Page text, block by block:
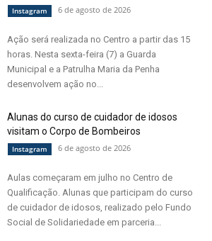
Instagram 6 de agosto de 2026
Ação será realizada no Centro a partir das 15
horas. Nesta sexta-feira (7) a Guarda
Municipal e a Patrulha Maria da Penha
desenvolvem ação no...
Alunas do curso de cuidador de idosos
visitam o Corpo de Bombeiros
Instagram 6 de agosto de 2026
Aulas começaram em julho no Centro de
Qualificação. Alunas que participam do curso
de cuidador de idosos, realizado pelo Fundo
Social de Solidariedade em parceria...